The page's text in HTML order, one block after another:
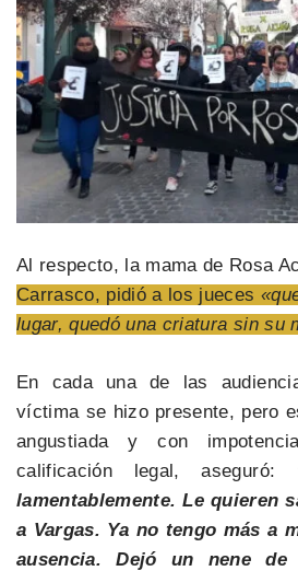
Al respecto, la mama de Rosa
Carrasco, pidió a los jueces
lugar, quedó una criatura sin su
En cada una de las
víctima se hizo presente, pero
angustiada y con
calificación legal, aseguró:
lamentablemente. Le quieren
a Vargas. Ya no tengo más a
ausencia. Dejó un nene